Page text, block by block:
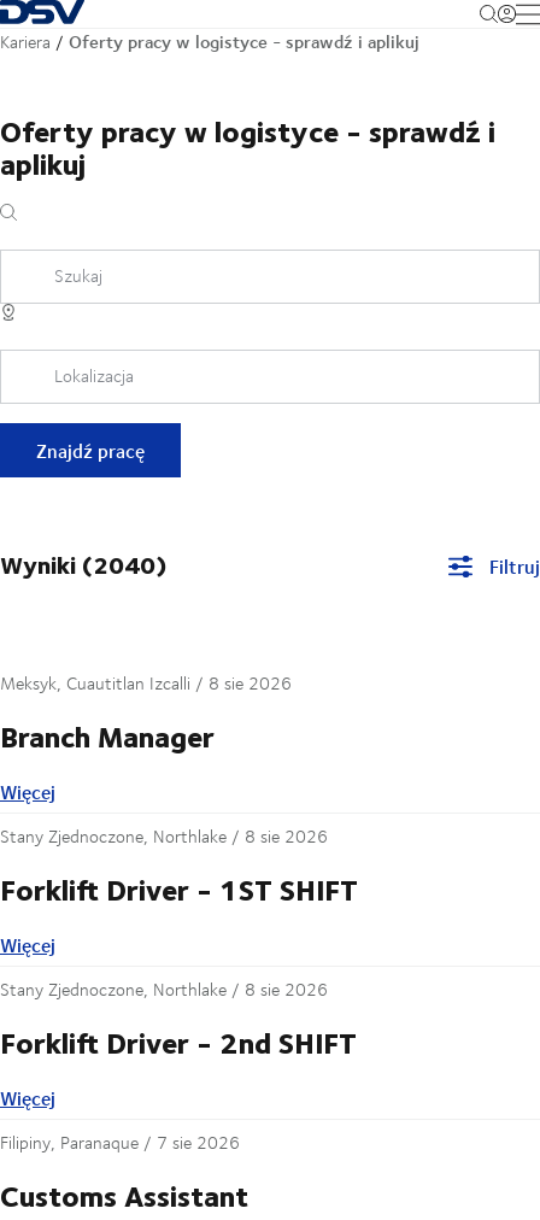
Cofnij do strony głównej
Kariera Oferty pracy w logistyce - sprawdź i aplikuj
Oferty pracy w logistyce - sprawdź i
aplikuj
Szukaj
Lokalizacja
Znajdź pracę
Wyniki (2040) Filtruj
Meksyk, Cuautitlan Izcalli / 8 sie 2026
Branch Manager
Więcej
Więcej
Stany Zjednoczone, Northlake / 8 sie 2026
Forklift Driver - 1ST SHIFT
Więcej
Więcej
Stany Zjednoczone, Northlake / 8 sie 2026
Forklift Driver - 2nd SHIFT
Więcej
Więcej
Filipiny, Paranaque / 7 sie 2026
Customs Assistant